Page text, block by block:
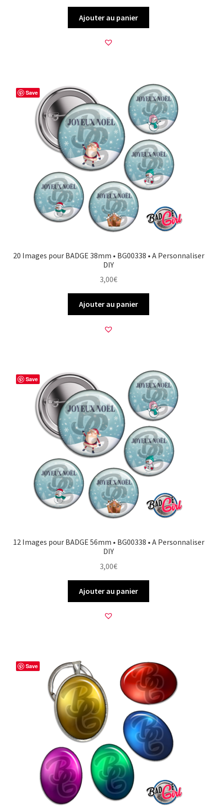
Ajouter au panier
Save
20 Images pour BADGE 38mm • BG00338 • A Personnaliser
DIY
3,00€
Ajouter au panier
Save
12 Images pour BADGE 56mm • BG00338 • A Personnaliser
DIY
3,00€
Ajouter au panier
Save